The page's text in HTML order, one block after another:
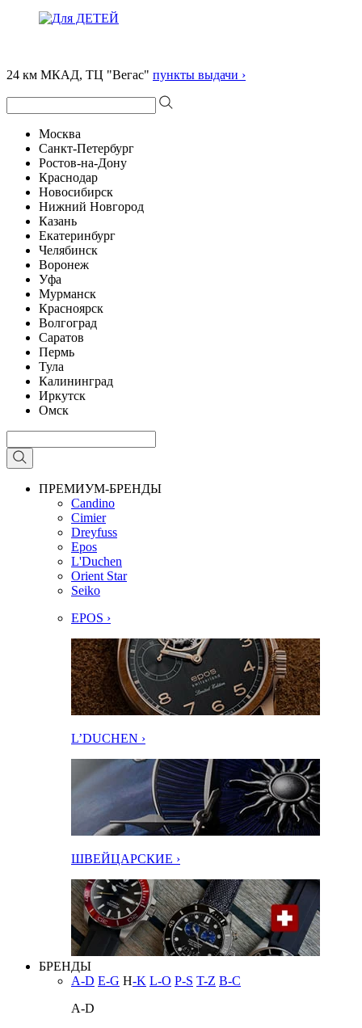
24 км МКАД, ТЦ "Вегас" пункты выдачи ›
Москва
Санкт-Петербург
Ростов-на-Дону
Краснодар
Новосибирск
Нижний Новгород
Казань
Екатеринбург
Челябинск
Воронеж
Уфа
Мурманск
Красноярск
Волгоград
Саратов
Пермь
Тула
Калининград
Иркутск
Омск
ПРЕМИУМ-БРЕНДЫ
Candino
Cimier
Dreyfuss
Epos
L'Duchen
Orient Star
Seiko
EPOS ›
L’DUCHEN ›
ШВЕЙЦАРСКИЕ ›
БРЕНДЫ
A-D E-G H-K L-O P-S T-Z В-С
A-D